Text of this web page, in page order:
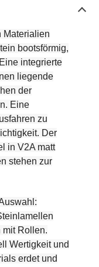
Materialien
bootsförmig,
integrierte
liegende
der
Eine
zu
Der
in V2A matt
stehen zur
mit Rollen.
Wertigkeit und
erdet und